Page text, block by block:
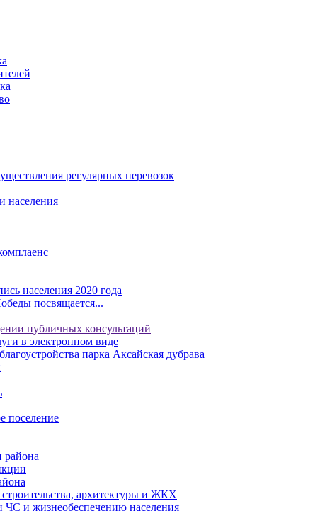
регулярных перевозок
населения
населения 2020 года
посвящается...
публичных консультаций
в электронном виде
парка Аксайская дубрава
поселение
района
архитектуры и ЖКХ
и жизнеобеспечению населения